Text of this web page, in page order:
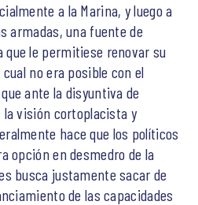
a la Marina, y luego a
armadas, una fuente de
le permitiese renovar su
no era posible con el
ante la disyuntiva de
la visión cortoplacista y
hace que los políticos
opción en desmedro de la
busca justamente sacar de
de las capacidades